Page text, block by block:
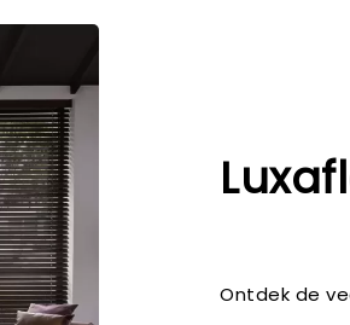
Ontdek de